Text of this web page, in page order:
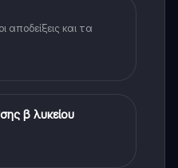
αποδείξεις και τα
β λυκείου